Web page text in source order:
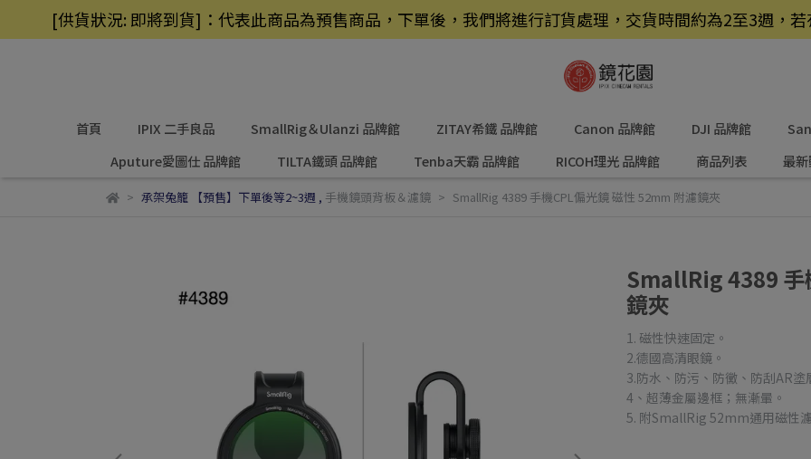
[供貨狀況: 即將到貨]：代表此商品為預售商品，下單後，我們將進行訂貨處理，交貨時間約為2至3週，
首頁 IPIX 二手良品 SmallRig＆Ulanzi 品牌館 ZITAY希鐵 品牌館 Canon 品牌館 DJI 品牌館
Aputure愛圖仕 品牌館
TILTA鐵頭 品牌館 Tenba天霸 品牌館 RICOH理光 品牌館 商品列表 最
承架兔籠 【預售】下單後等2~3週 , 手機鏡頭背板＆濾鏡 SmallRig 4389 手機CPL偏光鏡 磁性 52mm 附濾鏡夾
SmallRig 4389 手
鏡夾
1. 磁性快速固定。
2.德國高清眼鏡。
3.防水、防污、防黴、防刮AR塗
4、超薄金屬邊框；無漸暈。
5. 附SmallRig 52mm通用磁性